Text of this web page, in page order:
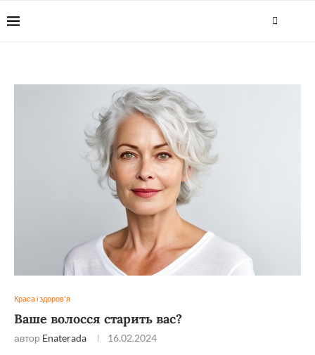
Краса і здоров'я
Ваше волосся старить вас?
автор Enaterada 16.02.2024